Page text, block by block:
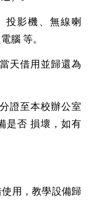
投影機、無線喇
腦 等。
天借用並歸還為
證至本校辦公室
是否 損壞，如有
使用，教學設備歸